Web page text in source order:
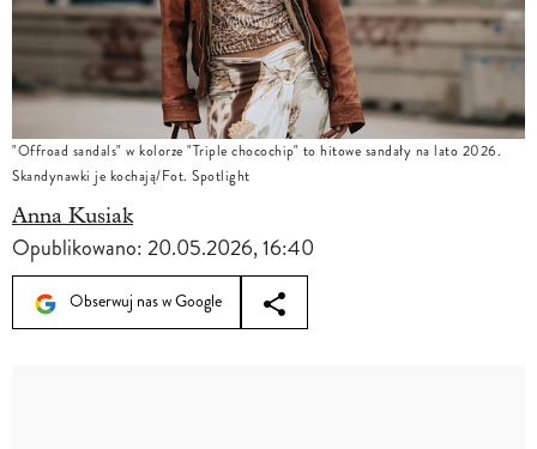
"Offroad sandals" w kolorze "Triple chocochip" to hitowe sandały na lato 2026.
Skandynawki je kochają/Fot. Spotlight
Anna Kusiak
Opublikowano:20.05.2026, 16:40
Obserwuj nas w Google